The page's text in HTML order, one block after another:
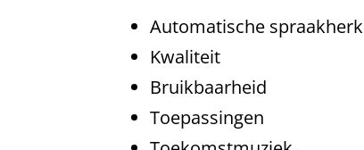
Automatische
Kwaliteit
Bruikbaarheid
Toepassingen